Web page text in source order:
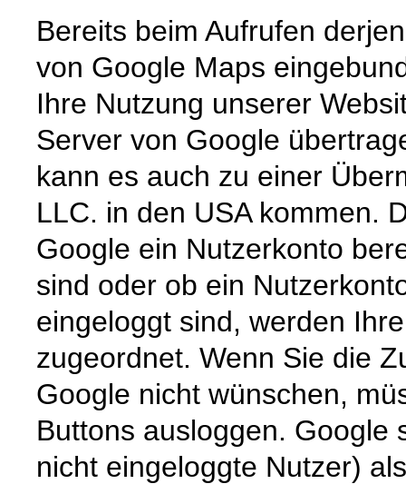
Bereits beim Aufrufen
von Google Maps
Ihre Nutzung unserer
Server von Google
kann es auch zu einer
LLC. in den USA kommen.
Google ein Nutzerkonto
sind oder ob ein
eingeloggt sind, werden
zugeordnet. Wenn Sie die
Google nicht wünschen,
Buttons ausloggen. Google
nicht eingeloggte Nutzer)